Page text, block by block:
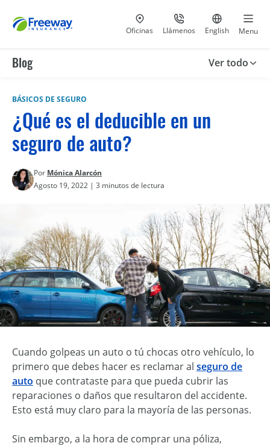
Visita nuestras
Oficinas Llámenos
al 800-441-5533
Ir al sitio
English Menu
Blog Ver todo
BÁSICOS DE SEGURO
¿Qué es el deducible en un
seguro de auto?
Por Mónica Alarcón
Agosto 19, 2022 | 3 minutos de lectura
Cuando golpeas un auto o tú chocas otro vehículo, lo
primero que debes hacer es reclamar al seguro de
auto que contrataste para que pueda cubrir las
reparaciones o daños que resultaron del accidente.
Esto está muy claro para la mayoría de las personas.
Sin embargo, a la hora de comprar una póliza,